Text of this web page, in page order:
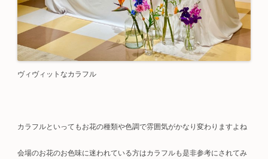
ヴィヴィットなカラフル
カラフルといってもお花の種類や色調で雰囲気がかなり変わりますよね
会場のお花のお色味に迷われている方はカラフルも是非参考にされてみ